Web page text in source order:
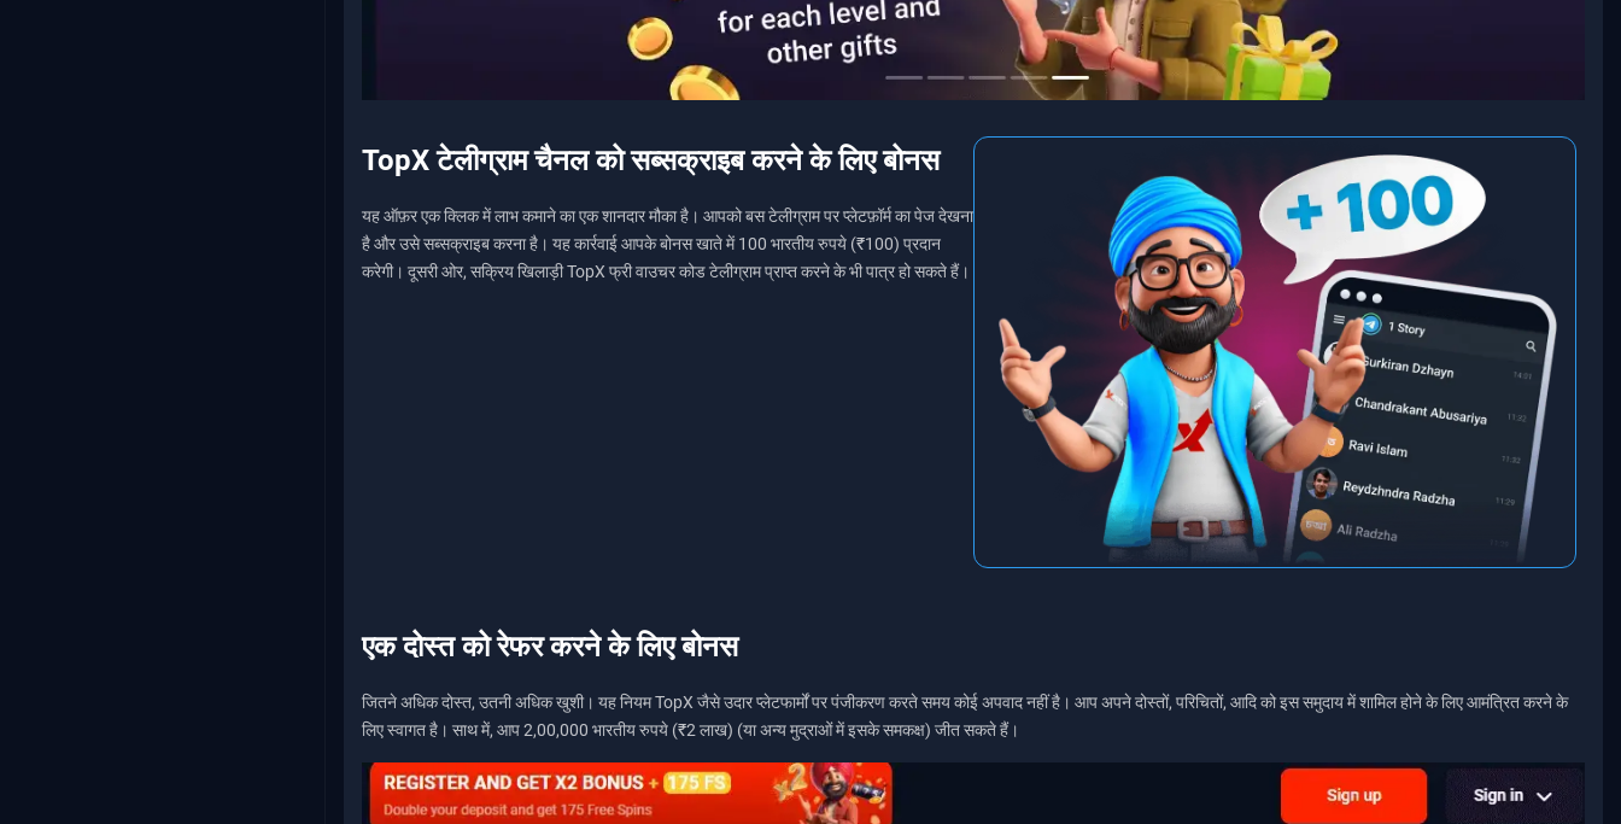
TopX टेलीग्राम चैनल को सब्सक्राइब करने के लिए बोनस
यह ऑफ़र एक क्लिक में लाभ कमाने का एक शानदार मौका है। आपको बस टेलीग्राम पर प्लेटफ़ॉर्म का पेज देखना
है और उसे सब्सक्राइब करना है। यह कार्रवाई आपके बोनस खाते में 100 भारतीय रुपये (₹100) प्रदान
करेगी। दूसरी ओर, सक्रिय खिलाड़ी TopX फ्री वाउचर कोड टेलीग्राम प्राप्त करने के भी पात्र हो सकते हैं।
एक दोस्त को रेफर करने के लिए बोनस
जितने अधिक दोस्त, उतनी अधिक खुशी। यह नियम TopX जैसे उदार प्लेटफार्मों पर पंजीकरण करते समय कोई अपवाद नहीं है। आप अपने दोस्तों, परिचितों, आदि को इस समुदाय में शामिल होने के लिए आमंत्रित करने के
लिए स्वागत है। साथ में, आप 2,00,000 भारतीय रुपये (₹2 लाख) (या अन्य मुद्राओं में इसके समकक्ष) जीत सकते हैं।